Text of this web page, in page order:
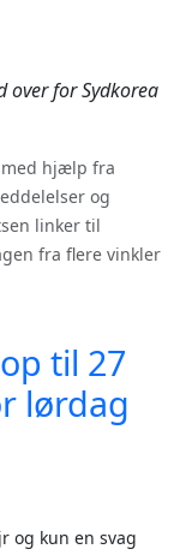
over for Sydkorea
med hjælp fra
og
linker til
fra flere vinkler
til 27
lørdag
og kun en svag